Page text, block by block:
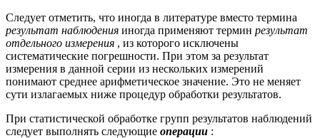
Следует отметить, что иногда в литературе вместо термина
результат наблюдения иногда применяют термин результат
отдельного измерения , из которого исключены
систематические погрешности. При этом за результат
измерения в данной серии из нескольких измерений
понимают среднее арифметическое значение. Это не меняет
сути излагаемых ниже процедур обработки результатов.
При статистической обработке групп результатов наблюдений
следует выполнять следующие операции :